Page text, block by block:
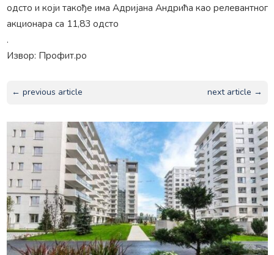
одсто и који такође има Адријана Андрића као релевантног
акционара са 11,83 одсто
.
Извор: Профит.ро
← previous article next article →